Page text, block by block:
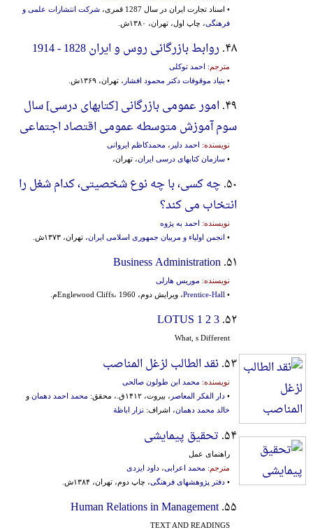
• اسناد تجارت ایران در سال 1287 قمری،
شرکت انتشارات علمی و
فرهنگی، چاپ اول، تهران، ۱۳۸۰ش.
۴۸. روابط بازرگانی روس و ایران 1828 - 1914
مترجم: احمد توکلی
• بنیاد موقوفات دکتر محمود افشار ، تهران، ۱۳۶۹ش.
۴۹. امور عمومی بازرگانی [کتابهای‌ درسی‌] سال‌
سوم‌ آموزش‌ متوسطه‌ عمومی‌ اقتصاد اجتماعی‌
نویسنده: احمد دلیر ، محمدکاظم ایروانی
• سازمان کتابهای درسی ایران، تهران،
۵۰. چه کسی، با چه نوع شخصیتی، کدام شغل را
انتخاب می کند؟
نویسنده: احمد به پژوه
• انجمن اولیاء و مربیان جمهوری‌ اسلامی‌ ایران‌، تهران، ۱۳۷۳ش.
۵۱. Business Administration
نویسنده: موریس هارلی
•
Prentice-Hall، ویرایش دوم، Englewood Cliffs، 1960م.
۵۲. LOTUS 1 2 3
What, s Different
۵۳. نقد الطالب لزغل المناصب
نویسنده: محمد ابن طولون صالحی
• دار الفکر المعاصر ، بیروت، ۱۴۱۲ق.، محقق: محمد احمد دهمان و
خالد محمد دهمان، اشراف: نزار اباظة
۵۴. تحقیق پیمایشی
راهنمای عمل
مترجم: محمد اعرابی، داود ایزدی
• دفتر پژوهشهای فرهنگی، چاپ دوم، تهران، ۱۳۸۴ش.
۵۵. Human Relations in Management
TEXT AND READINGS